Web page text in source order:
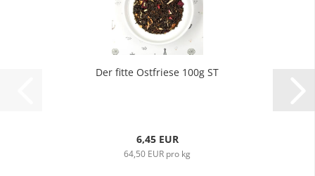
Der fitte Ostfriese 100g ST
6,45 EUR
64,50 EUR pro kg